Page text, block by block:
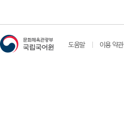
도움말 이용 약관